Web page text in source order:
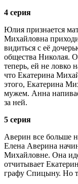
4 серия
Юлия признается
Михайловна
видиться с её
общества Николая.
теперь, ей не ловко
что Екатерина
этого, Екатерина
мужем. Анна
за ней.
5 серия
Аверин все больше
Елена Аверина
Михайловне. Она
отчитывает
графу Спицыну. Но